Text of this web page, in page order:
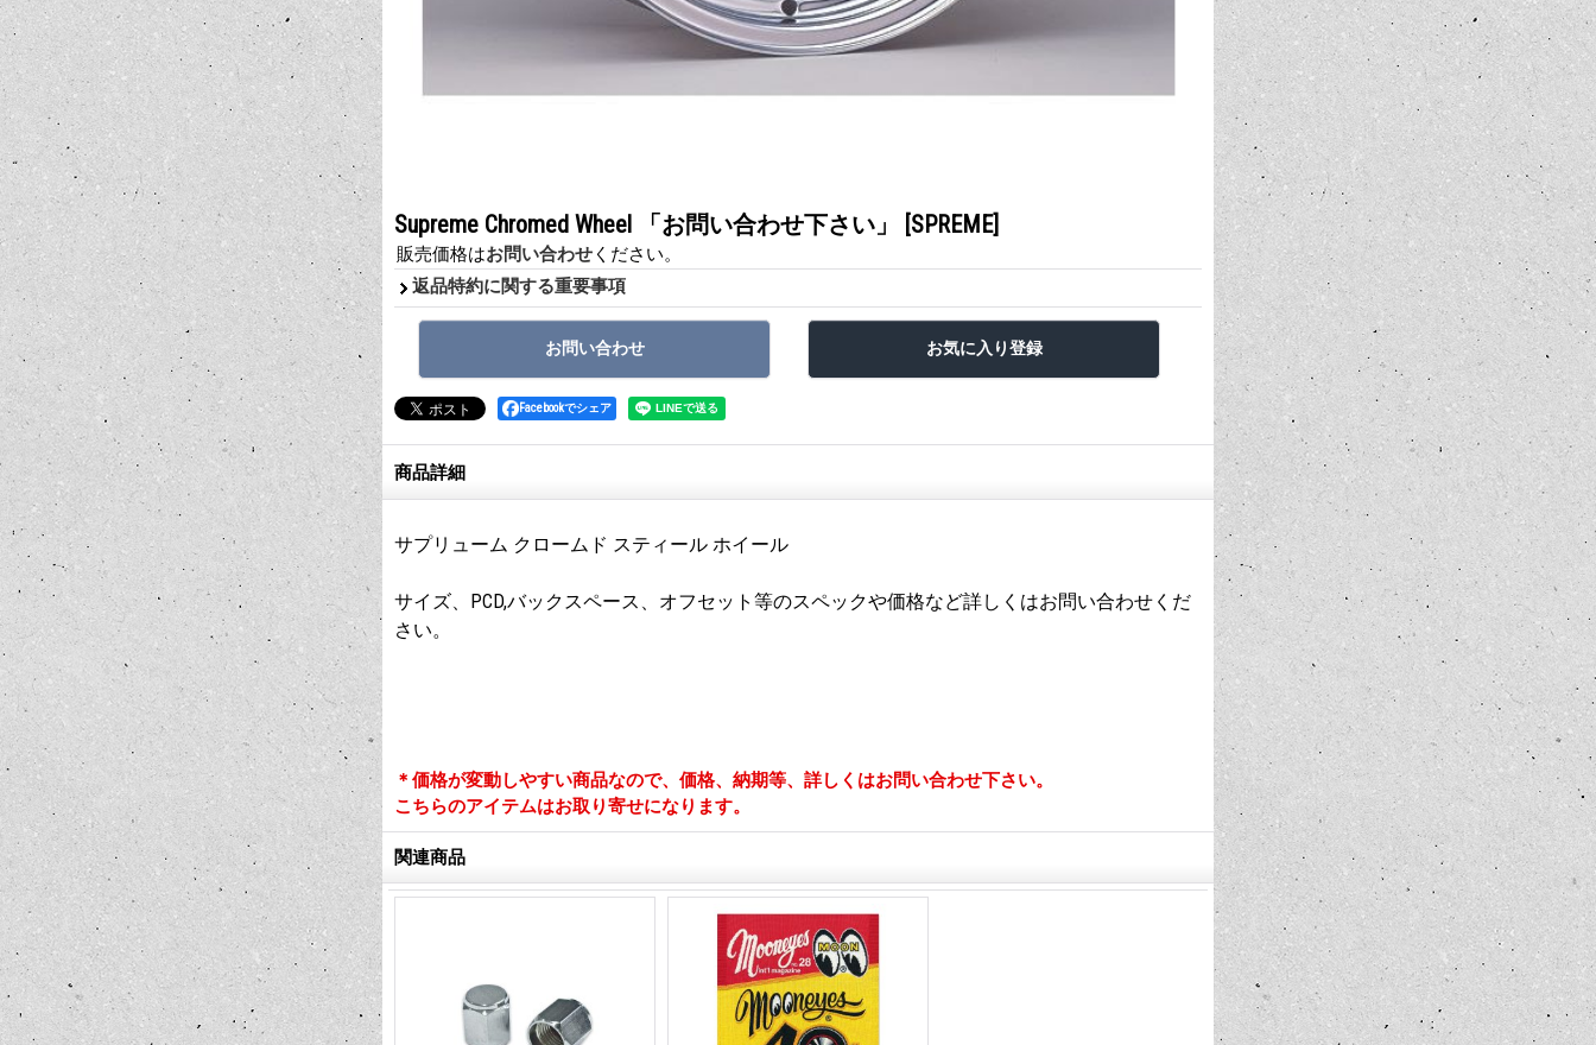
Supreme Chromed Wheel 「お問い合わせ下さい」 [SPREME]
販売価格はお問い合わせ ください。
返品特約に関する重要事項
Facebookでシェア
商品詳細
サプリューム クロームド スティール ホイール
サイズ、PCD,バックスペース、オフセット等のスペックや価格など詳しくはお問い合わせくだ
さい。
＊価格が変動しやすい商品なので、価格、納期等、詳しくはお問い合わせ下さい。
こちらのアイテムはお取り寄せになります。
関連商品